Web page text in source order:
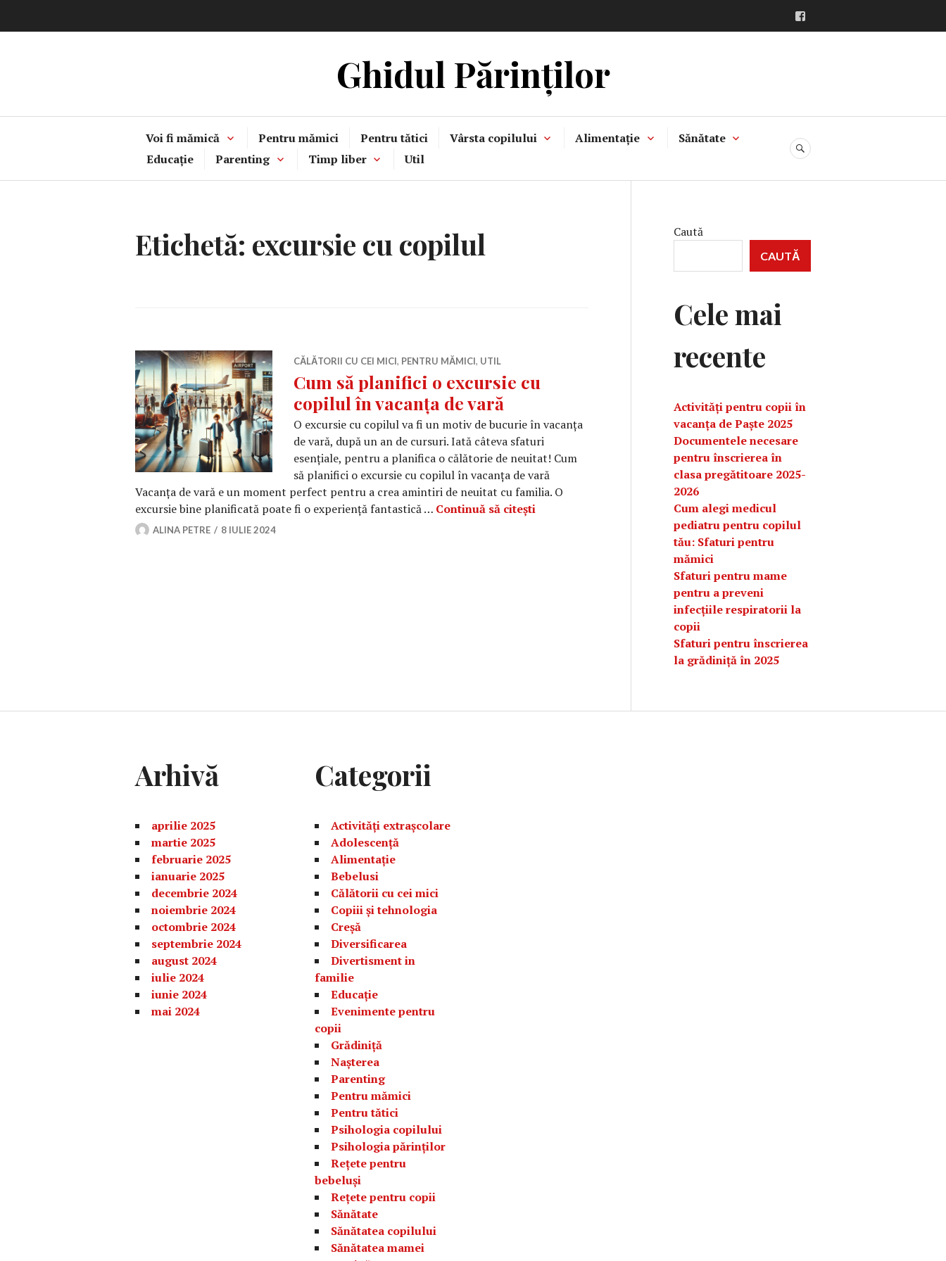
la
Ghidul Părinților
Voi fi mămică Pentru mămici Pentru tătici Vârsta copilului Alimentație
Sănătate
Educație
Parenting Timp liber Util
CĂUTARE
Etichetă: excursie cu copilul
CĂLĂTORII CU CEI MICI, PENTRU MĂMICI, UTIL
Cum să planifici o excursie cu
copilul în vacanța de vară
O excursie cu copilul va fi un motiv de bucurie în vacanța
de vară, după un an de cursuri. Iată câteva sfaturi
esențiale, pentru a planifica o călătorie de neuitat! Cum
să planifici o excursie cu copilul în vacanța de vară
Vacanța de vară e un moment perfect pentru a crea amintiri de neuitat cu familia. O
excursie bine planificată poate fi o experiență fantastică … Continuă să citești Cum să planifici o excursie cu copilul în vacanța de vară
ALINA PETRE 8 IULIE 2024
Caută
CAUTĂ
Cele mai
recente
Activități pentru copii în
vacanța de Paște 2025
Documentele necesare
pentru înscrierea în
clasa pregătitoare 2025-
2026
Cum alegi medicul
pediatru pentru copilul
tău: Sfaturi pentru
mămici
Sfaturi pentru mame
pentru a preveni
infecțiile respiratorii la
copii
Sfaturi pentru înscrierea
la grădiniță în 2025
Arhivă
aprilie 2025
martie 2025
februarie 2025
ianuarie 2025
decembrie 2024
noiembrie 2024
octombrie 2024
septembrie 2024
august 2024
iulie 2024
iunie 2024
mai 2024
Categorii
Activități extrașcolare
Adolescență
Alimentație
Bebelusi
Călătorii cu cei mici
Copiii și tehnologia
Creșă
Diversificarea
Divertisment in
familie
Educație
Evenimente pentru
copii
Grădiniță
Nașterea
Parenting
Pentru mămici
Pentru tătici
Psihologia copilului
Psihologia părinților
Rețete pentru
bebeluși
Rețete pentru copii
Sănătate
Sănătatea copilului
Sănătatea mamei